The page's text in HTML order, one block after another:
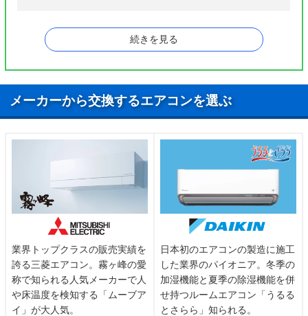
相鉄本線
上星川駅、天王町駅、西谷駅、星川駅、和田町
駅
続きを見る
メーカーから交換するエアコンを選ぶ
業界トップクラスの販売実績を
誇る三菱エアコン。霧ヶ峰の愛
称で知られる人気メーカーで人
や床温度を検知する「ムーブア
イ」が大人気。
日本初のエアコンの製造に施工
した業界のパイオニア。冬季の
加湿機能と夏季の除湿機能を併
せ持つルームエアコン「うるる
とさらら」知られる。